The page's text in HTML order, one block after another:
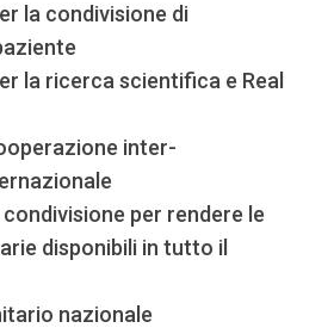
la condivisione di
la ricerca scientifica e Real
inter-
per rendere le
disponibili in tutto il
nazionale